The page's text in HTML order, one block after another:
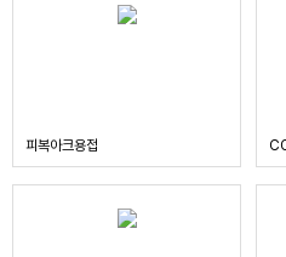
피복아크용접